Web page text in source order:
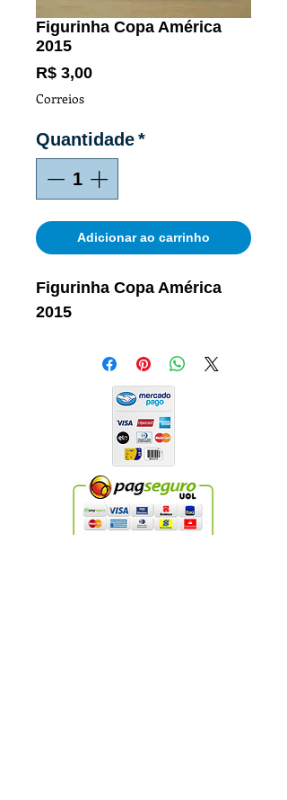
Figurinha Copa América
2015
R$ 3,00Preço
Correios
Quantidade*
Adicionar ao carrinho
Figurinha Copa América
2015